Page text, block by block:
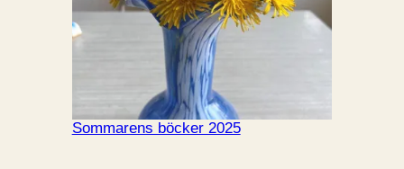
Sommarens böcker 2025